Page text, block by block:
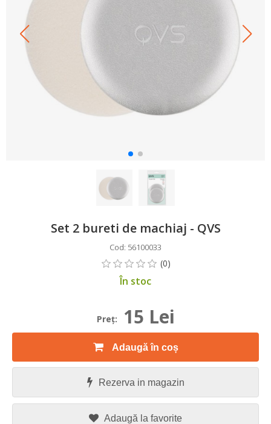
Set 2 bureti de machiaj - QVS
Cod: 56100033
În stoc
Preţ: 15 Lei
Adaugă în coș
Rezerva in magazin
Adaugă la favorite